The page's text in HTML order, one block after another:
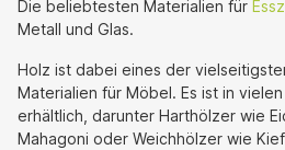
Die beliebtesten Materialien für
Metall und Glas.
Holz ist dabei eines der
Materialien für Möbel. Es ist in
erhältlich, darunter Harthölzer wie
Mahagoni oder Weichhölzer wie